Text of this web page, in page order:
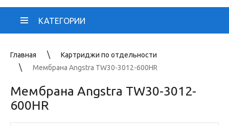
КАТЕГОРИИ
Главная
Картриджи по отдельности
Мембрана Angstra TW30-3012-600HR
Мембрана Angstra TW30-3012-
600HR